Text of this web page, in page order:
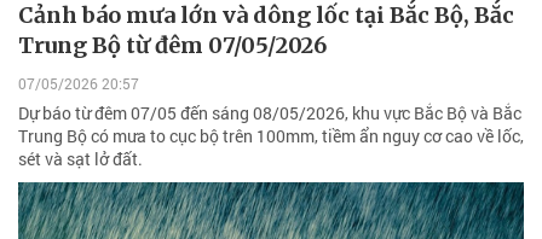
Cảnh báo mưa lớn và dông lốc tại Bắc Bộ, Bắc
Trung Bộ từ đêm 07/05/2026
07/05/2026 20:57
Dự báo từ đêm 07/05 đến sáng 08/05/2026, khu vực Bắc Bộ và Bắc
Trung Bộ có mưa to cục bộ trên 100mm, tiềm ẩn nguy cơ cao về lốc,
sét và sạt lở đất.